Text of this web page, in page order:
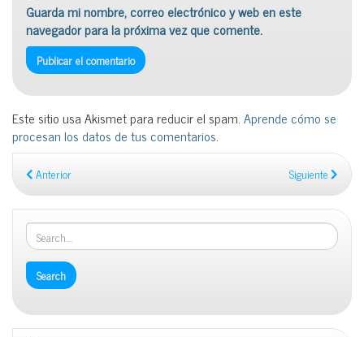
Guarda mi nombre, correo electrónico y web en este
navegador para la próxima vez que comente.
Este sitio usa Akismet para reducir el spam.Aprende cómo se
procesan los datos de tus comentarios.
Anterior Siguiente